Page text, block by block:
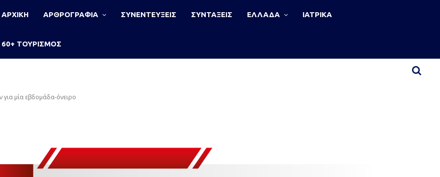
ΑΡΧΙΚΗ ΑΡΘΡΟΓΡΑΦΙΑ ΣΥΝΕΝΤΕΥΞΕΙΣ ΣΥΝΤΑΞΕΙΣ ΕΛΛΑΔΑ ΙΑΤΡΙΚΑ
60+ ΤΟΥΡΙΣΜΟΣ
μία εβδομάδα-όνειρο